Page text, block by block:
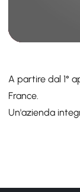
A partire dal 1°
France.
Un'azienda